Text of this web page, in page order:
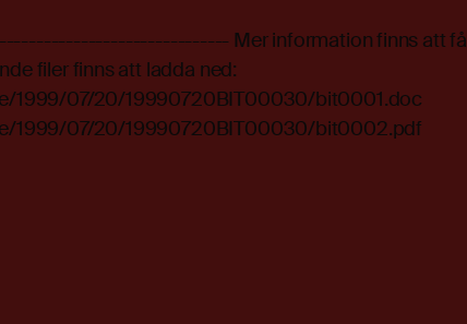
Mer information finns att få
filer finns att ladda ned:
1999/07/20/19990720BIT00030/bit0001.doc
1999/07/20/19990720BIT00030/bit0002.pdf